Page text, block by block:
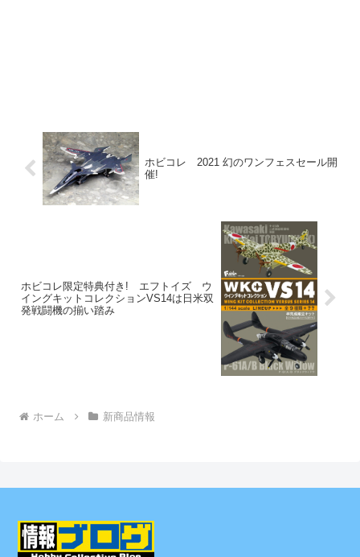
ホビコレ 2021 幻のワンフェスセール開
催!
ホビコレ限定特典付き! エフトイズ ウ
イングキットコレクションVS14は日米双
発戦闘機の揃い踏み
ホーム 新商品情報